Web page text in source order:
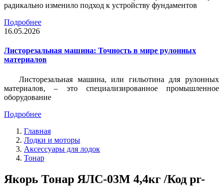
радикально изменило подход к устройству фундаментов
Подробнее
16.05.2026
Листорезальная машина: Точность в мире рулонных
материалов
Листорезальная машина, или гильотина для рулонных
материалов, – это специализированное промышленное
оборудование
Подробнее
Главная
Лодки и моторы
Аксессуары для лодок
Тонар
Якорь Тонар ЯЛС-03М 4,4кг /Код pr-